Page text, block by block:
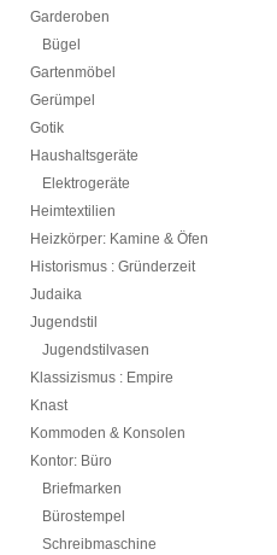
Garderoben
Bügel
Gartenmöbel
Gerümpel
Gotik
Haushaltsgeräte
Elektrogeräte
Heimtextilien
Heizkörper: Kamine & Öfen
Historismus : Gründerzeit
Judaika
Jugendstil
Jugendstilvasen
Klassizismus : Empire
Knast
Kommoden & Konsolen
Kontor: Büro
Briefmarken
Bürostempel
Schreibmaschine